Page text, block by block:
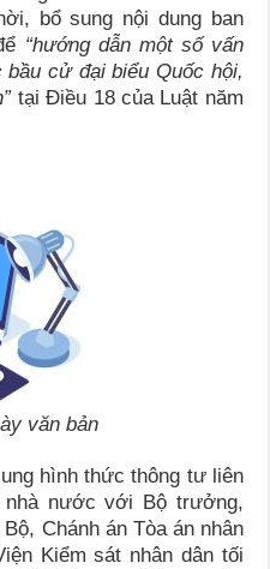
bổ sung nội dung ban
“hướng dẫn một số vấn
cử đại biểu Quốc hội,
” tại Điều 18 của Luật năm
văn bản
hình thức thông tư liên
nhà nước với Bộ trưởng,
Chánh án Tòa án nhân
Kiểm sát nhân dân tối